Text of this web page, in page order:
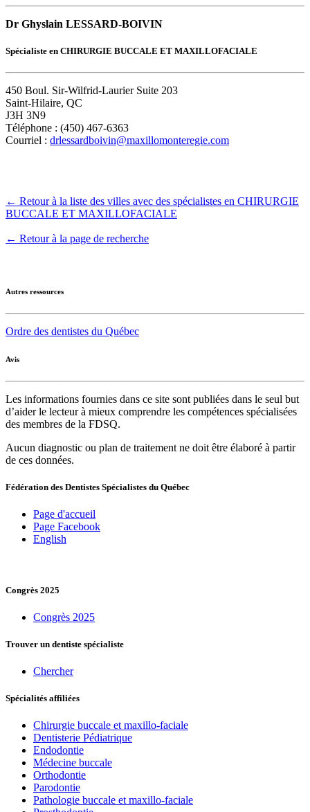
Dr Ghyslain LESSARD-BOIVIN
Spécialiste en CHIRURGIE BUCCALE ET MAXILLOFACIALE
450 Boul. Sir-Wilfrid-Laurier Suite 203
Saint-Hilaire, QC
J3H 3N9
Téléphone : (450) 467-6363
Courriel : drlessardboivin@maxillomonteregie.com
← Retour à la liste des villes avec des spécialistes en CHIRURGIE
BUCCALE ET MAXILLOFACIALE
← Retour à la page de recherche
Autres ressources
Ordre des dentistes du Québec
Avis
Les informations fournies dans ce site sont publiées dans le seul but
d’aider le lecteur à mieux comprendre les compétences spécialisées
des membres de la FDSQ.
Aucun diagnostic ou plan de traitement ne doit être élaboré à partir
de ces données.
Fédération des Dentistes Spécialistes du Québec
Page d'accueil
Page Facebook
English
Congrès 2025
Congrès 2025
Trouver un dentiste spécialiste
Chercher
Spécialités affiliées
Chirurgie buccale et maxillo-faciale
Dentisterie Pédiatrique
Endodontie
Médecine buccale
Orthodontie
Parodontie
Pathologie buccale et maxillo-faciale